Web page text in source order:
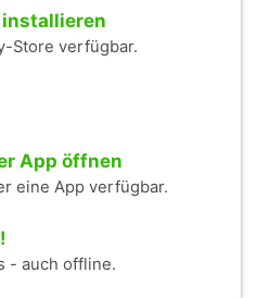
Store verfügbar.
App öffnen
eine App verfügbar.
- auch offline.